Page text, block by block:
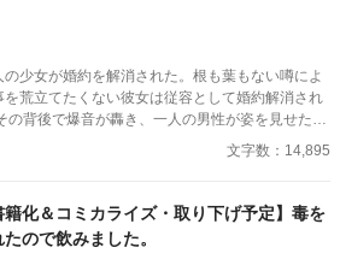
少女が婚約を解消された。根も葉もない噂によ
を荒立てたくない彼女は従容として婚約解消され
の婚約
。 なんとなくの一気書き。御笑
文字数：14,895
籍化＆コミカライズ・取り下げ予定】毒を
ので飲みました。